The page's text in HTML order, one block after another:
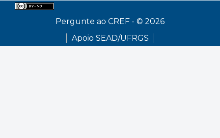
Pergunte ao CREF - © 2026
Apoio SEAD/UFRGS